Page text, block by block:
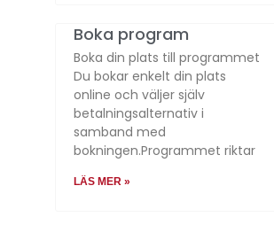
Boka program
Boka din plats till programmet
Du bokar enkelt din plats
online och väljer själv
betalningsalternativ i
samband med
bokningen.Programmet riktar
LÄS MER »